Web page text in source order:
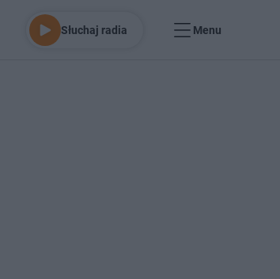
Słuchaj radia Menu